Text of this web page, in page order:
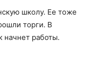
школу. Ее тоже
торги. В
работы.